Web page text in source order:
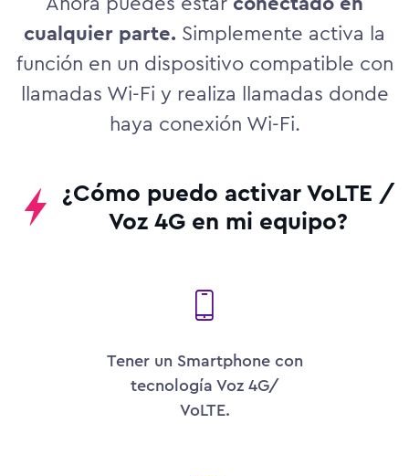
cualquier parte. Simplemente activa la
función en un dispositivocompatible con
llamadas Wi-Fi y realiza llamadas donde
haya conexión Wi-Fi.
¿Cómo puedo activar VoLTE /
Voz 4G en mi equipo?
Tener un Smartphone con
tecnología Voz 4G/
VoLTE.